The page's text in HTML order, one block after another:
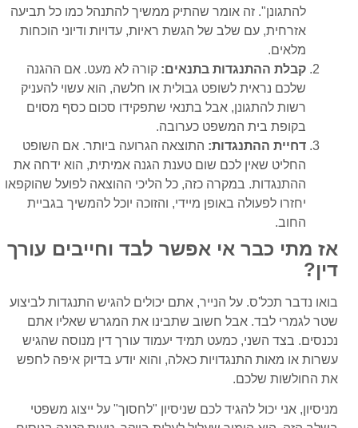
להתגונן". זה אומר שהתיק ממשיך להתנהל כמו כל תביעה
אזרחית, עם שלב של הגשת ראיות, עדויות ודיוני הוכחות
מלאים.
קבלת ההתנגדות בתנאים: קורה לא מעט. אם ההגנה
שלכם נראית לשופט גבולית או חלשה, הוא עשוי להעניק
רשות להתגונן, אבל בתנאי שתפקידו סכום כסף מסוים
בקופת בית המשפט כערובה.
דחיית ההתנגדות: התוצאה הגרועה ביותר. אם השופט
החליט שאין לכם שום טענת הגנה אמיתית, הוא ידחה את
ההתנגדות. במקרה כזה, כל הליכי ההוצאה לפועל שהוקפאו
יחזרו לפעולה באופן מיידי, והזוכה יוכל להמשיך בגביית
החוב.
אז מתי כבר אי אפשר לבד וחייבים עורך
דין?
בואו נדבר תכל'ס. על הנייר, אתם יכולים להגיש התנגדות לביצוע
שטר לגמרי לבד. אבל חשוב שתבינו את המגרש שאליו אתם
נכנסים. בצד השני, כמעט תמיד יעמוד עורך דין מנוסה שהגיש
עשרות או מאות התנגדויות כאלה, והוא יודע בדיוק איפה לחפש
את החולשות שלכם.
מניסיון, אני יכול להגיד לכם שניסיון "לחסוך" על ייצוג משפטי